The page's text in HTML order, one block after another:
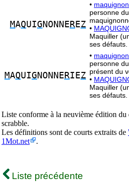
MAQUIG NONNE REZ
•
personne
•
Maquiller
ses défauts.
MAQUIG NONNE RIEZ
•
personne
présent du
•
Maquiller
ses défauts.
Liste conforme à la neuvième édition
scrabble.
Les définitions sont de courts extraits de
1Mot.net
.
Liste précédente